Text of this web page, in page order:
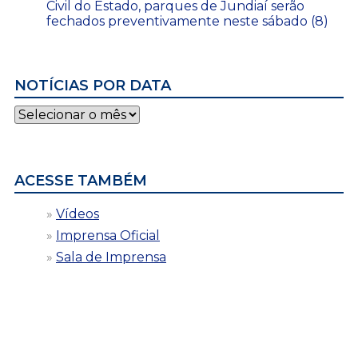
Civil do Estado, parques de Jundiaí serão
fechados preventivamente neste sábado (8)
NOTÍCIAS POR DATA
Notícias
por
ACESSE TAMBÉM
Vídeos
Imprensa Oficial
Sala de Imprensa